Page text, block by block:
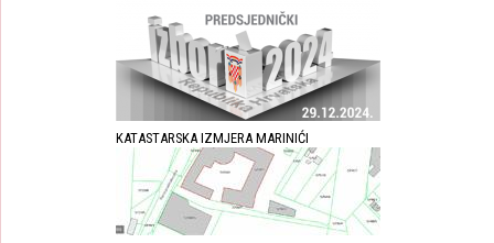
KATASTARSKA IZMJERA MARINIĆI